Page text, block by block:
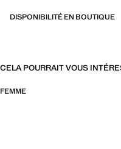
DISPONIBILITÉ EN BOUTIQUE
CELA POURRAIT VOUS
FEMME